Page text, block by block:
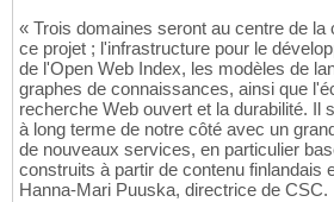
« Trois domaines seront au centre de la
ce projet ; l'infrastructure pour le
de l'Open Web Index, les modèles de
graphes de connaissances, ainsi que
recherche Web ouvert et la durabilité. Il
à long terme de notre côté avec un
de nouveaux services, en particulier
construits à partir de contenu finlandais
Hanna-Mari Puuska, directrice de CSC.